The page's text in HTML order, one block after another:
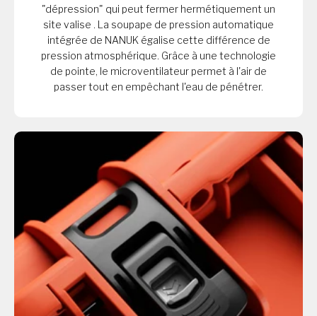
"dépression" qui peut fermer hermétiquement un
site valise . La soupape de pression automatique
intégrée de NANUK égalise cette différence de
pression atmosphérique. Grâce à une technologie
de pointe, le microventilateur permet à l'air de
passer tout en empêchant l'eau de pénétrer.